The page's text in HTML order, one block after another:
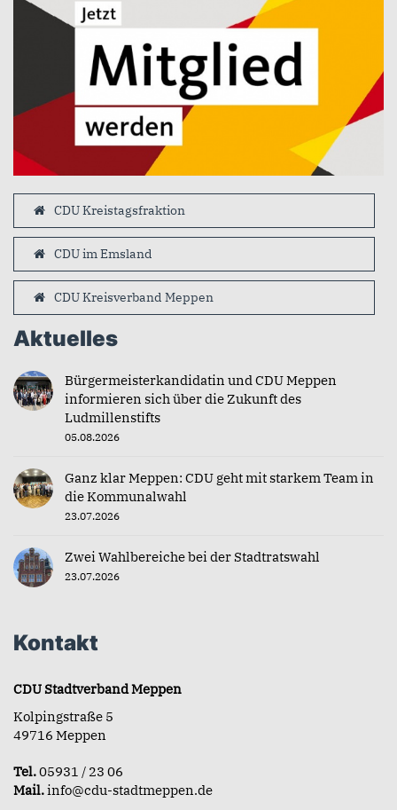
CDU Kreistagsfraktion
CDU im Emsland
CDU Kreisverband Meppen
Aktuelles
Bürgermeisterkandidatin und CDU Meppen
informieren sich über die Zukunft des
Ludmillenstifts
05.08.2026
Ganz klar Meppen: CDU geht mit starkem Team in
die Kommunalwahl
23.07.2026
Zwei Wahlbereiche bei der Stadtratswahl
23.07.2026
Kontakt
CDU Stadtverband Meppen
Kolpingstraße 5
49716 Meppen
Tel.05931 / 23 06
Mail.info@cdu-stadtmeppen.de